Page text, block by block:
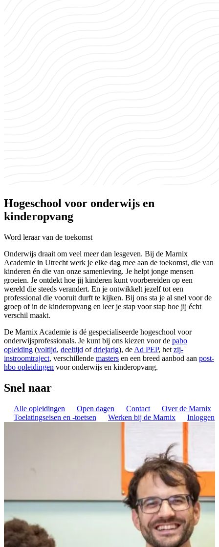
Hogeschool voor onderwijs en
kinderopvang
Word leraar van de toekomst
Onderwijs draait om veel meer dan lesgeven. Bij de Marnix
Academie in Utrecht werk je elke dag mee aan de toekomst, die van
kinderen én die van onze samenleving. Je helpt jonge mensen
groeien. Je ontdekt hoe jij kinderen kunt voorbereiden op een
wereld die steeds verandert. En je ontwikkelt jezelf tot een
professional die vooruit durft te kijken. Bij ons sta je al snel voor de
groep of in de kinderopvang en leer je stap voor stap hoe jij écht
verschil maakt.
De Marnix Academie is dé gespecialiseerde hogeschool voor
onderwijsprofessionals. Je kunt bij ons kiezen voor de pabo
opleiding (voltijd, deeltijd ofdriejarig), de Ad PEP, het zij-
instroomtraject, verschillende masters en een breed aanbod aan post-
hbo opleidingen voor onderwijs en kinderopvang.
Snel naar
Alle opleidingen Open dagen Contact
Over de Marnix
Toelatingseisen en -toetsen
Werken bij de Marnix Inloggen